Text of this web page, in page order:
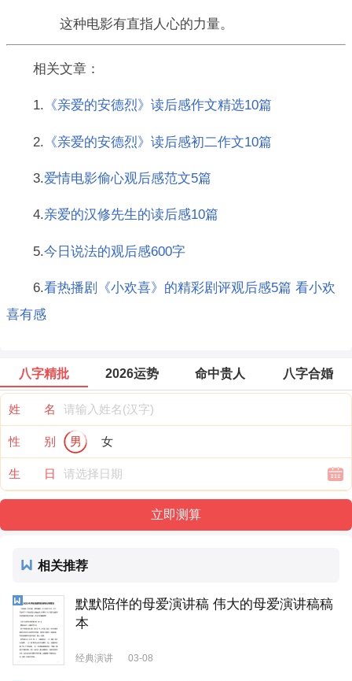
这种电影有直指人心的力量。
相关文章：
1. 《亲爱的安德烈》读后感作文精选10篇
2. 《亲爱的安德烈》读后感初二作文10篇
3.爱情电影偷心观后感范文5篇
4.亲爱的汉修先生的读后感10篇
5.今日说法的观后感600字
6.看热播剧《小欢喜》的精彩剧评观后感5篇 看小欢
喜有感
八字精批 2026运势 命中贵人 八字合婚
姓 名
性 别 男 女
生 日
相关推荐
默默陪伴的母爱演讲稿 伟大的母爱演讲稿稿
本
经典演讲 03-08